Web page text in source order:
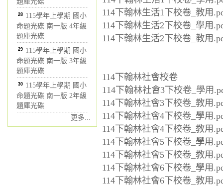
28 115學年上學期 國小
命題光碟 南一版 4年級
題庫光碟
29 115學年上學期 國小
命題光碟 南一版 3年級
題庫光碟
30 115學年上學期 國小
命題光碟 南一版 2年級
題庫光碟
更多...
114下翰林生活1下校卷_教用
114下翰林生活2下校卷_學用
114下翰林生活2下校卷_教用
114下翰林社會校卷
114下翰林社會3下校卷_學用
114下翰林社會3下校卷_教用
114下翰林社會4下校卷_學用
114下翰林社會4下校卷_教用
114下翰林社會5下校卷_學用
114下翰林社會5下校卷_教用
114下翰林社會6下校卷_學用
114下翰林社會6下校卷_教用